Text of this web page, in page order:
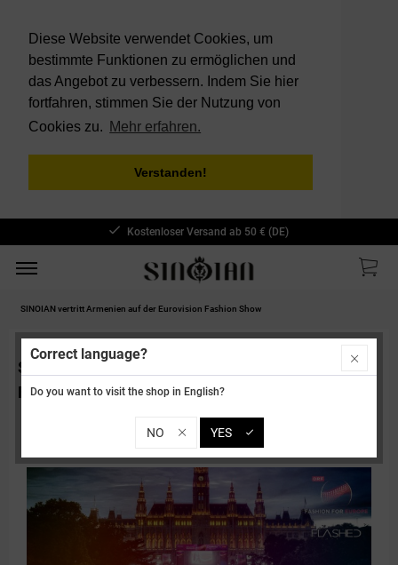
Diese Website verwendet Cookies, um
bestimmte Funktionen zu ermöglichen und
das Angebot zu verbessern. Indem Sie hier
fortfahren, stimmen Sie der Nutzung von
Cookies zu.
Mehr erfahren.
Verstanden!
Kostenloser Versand ab 50 € (DE)
SINOIAN vertritt Armenien auf der Eurovision Fashion Show
SINOIAN vertritt Armenien auf der Eurovision
Fashion Show
Correct language?
Do you want to visit the shop in English?
NO YES